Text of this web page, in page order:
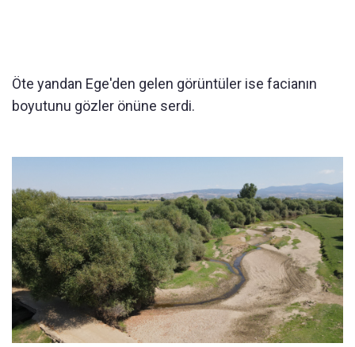
Öte yandan Ege'den gelen görüntüler ise facianın
boyutunu gözler önüne serdi.